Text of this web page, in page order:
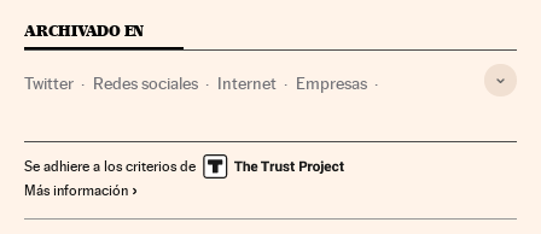
ARCHIVADO EN
Twitter Redes sociales Internet Empresas
Se adhiere a los criterios de
Más información